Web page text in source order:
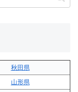
秋田県
山形県